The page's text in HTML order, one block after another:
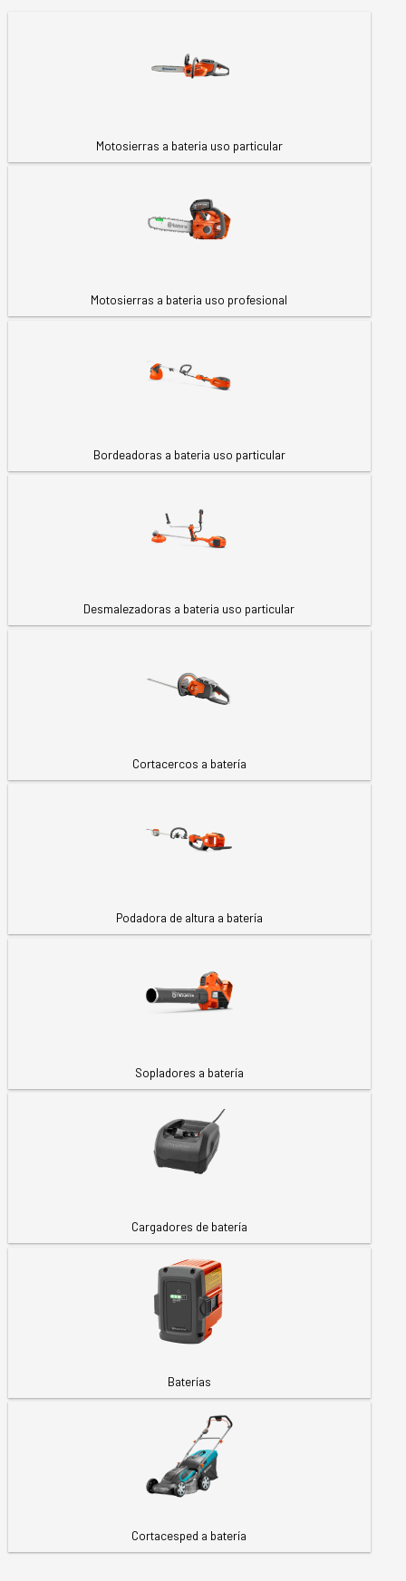
Motosierras a bateria uso particular
Motosierras a bateria uso profesional
Bordeadoras a bateria uso particular
Desmalezadoras a bateria uso particular
Cortacercos a batería
Podadora de altura a batería
Sopladores a batería
Cargadores de batería
Baterías
Cortacesped a batería